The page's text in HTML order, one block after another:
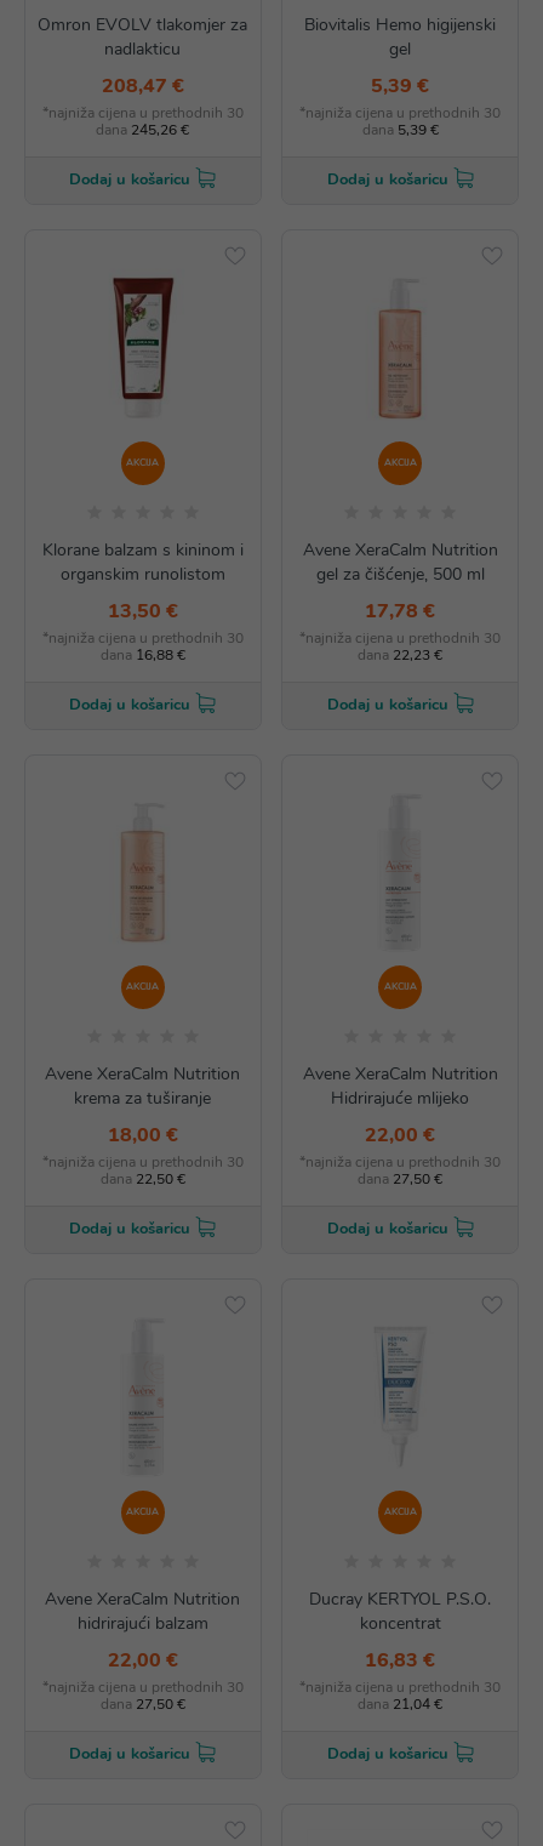
Omron EVOLV tlakomjer za
nadlakticu
208,47 €
*najniža cijena u prethodnih 30
dana 245,26 €
Dodaj u košaricu
Biovitalis Hemo higijenski
gel
5,39 €
*najniža cijena u prethodnih 30
dana 5,39 €
Dodaj u košaricu
AKCIJA
Klorane balzam s kininom i
organskim runolistom
13,50 €
*najniža cijena u prethodnih 30
dana 16,88 €
Dodaj u košaricu
AKCIJA
Avene XeraCalm Nutrition
gel za čišćenje, 500 ml
17,78 €
*najniža cijena u prethodnih 30
dana 22,23 €
Dodaj u košaricu
AKCIJA
Avene XeraCalm Nutrition
krema za tuširanje
18,00 €
*najniža cijena u prethodnih 30
dana 22,50 €
Dodaj u košaricu
AKCIJA
Avene XeraCalm Nutrition
Hidrirajuće mlijeko
22,00 €
*najniža cijena u prethodnih 30
dana 27,50 €
Dodaj u košaricu
AKCIJA
Avene XeraCalm Nutrition
hidrirajući balzam
22,00 €
*najniža cijena u prethodnih 30
dana 27,50 €
Dodaj u košaricu
AKCIJA
Ducray KERTYOL P.S.O.
koncentrat
16,83 €
*najniža cijena u prethodnih 30
dana 21,04 €
Dodaj u košaricu